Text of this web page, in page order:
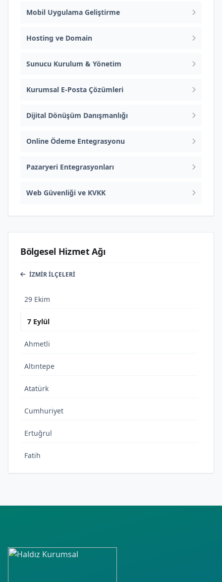
Mobil Uygulama Geliştirme
Hosting ve Domain
Sunucu Kurulum & Yönetim
Kurumsal E-Posta Çözümleri
Dijital Dönüşüm Danışmanlığı
Online Ödeme Entegrasyonu
Pazaryeri Entegrasyonları
Web Güvenliği ve KVKK
Bölgesel Hizmet Ağı
İZMIR İLÇELERI
29 Ekim
7 Eylül
Ahmetli
Altıntepe
Atatürk
Cumhuriyet
Ertuğrul
Fatih